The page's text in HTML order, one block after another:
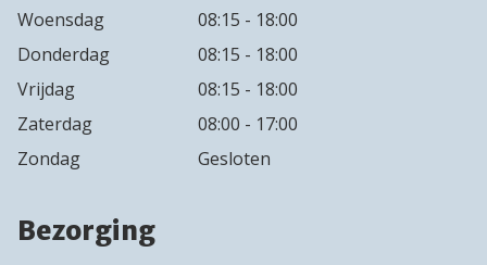
Woensdag
08:15 - 18:00
Donderdag
08:15 - 18:00
Vrijdag
08:15 - 18:00
Zaterdag
08:00 - 17:00
Zondag
Gesloten
Bezorging